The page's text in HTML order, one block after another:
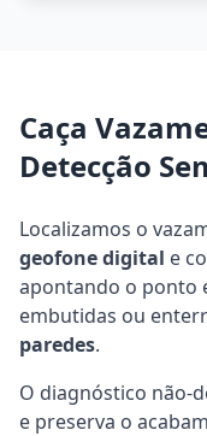
Caça
Detecção
Localizamos o
geofone digital e
apontando o ponto
embutidas ou
paredes.
O diagnóstico não-
e preserva o